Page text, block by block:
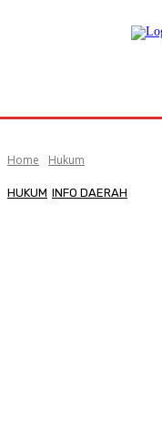
Home Hukum
HUKUM INFO DAERAH